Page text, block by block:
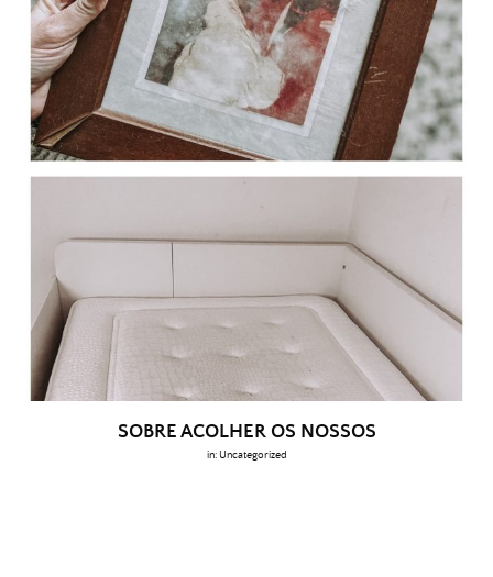
SOBRE ACOLHER OS NOSSOS
in: Uncategorized